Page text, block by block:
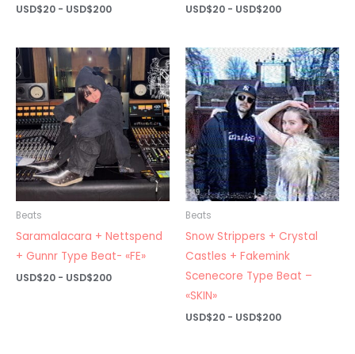
USD$20 - USD$200Rango
desde
USD$20
hasta
USD$200
USD$20 - USD$200Rango
desde
USD$20
hasta
USD$200
Beats
Saramalacara + Nettspend
+ Gunnr Type Beat- «FE»
USD$20 - USD$200Rango
Beats
Snow Strippers + Crystal
Castles + Fakemink
Scenecore Type Beat –
«SKIN»
USD$20 - USD$200Rango